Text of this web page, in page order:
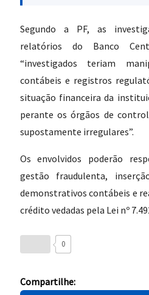
Segundo a PF, as
relatórios do Banco
“investigados teriam
contábeis e registros
situação financeira da
perante os órgãos de
supostamente irregulares”.
Os envolvidos poderão
gestão fraudulenta,
demonstrativos contábeis e
crédito vedadas pela Lei nº
0
Compartilhe: